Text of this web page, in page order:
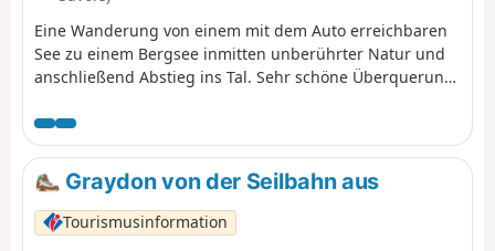
nach La Pierre. Nach einem kurzen Aufstieg zum Col de
Coux wechselt er auf die französische Seite, überquert
den Torrent de Chardonnière und erreicht den Col de
Golèse und seine Berghütte.
Eine Wanderung von einem mit dem Auto erreichbaren
See zu einem Bergsee inmitten unberührter Natur und
anschließend Abstieg ins Tal. Sehr schöne Überquerung
la Chavache und der Pointe d'Entre Deux Pertuis.
Graydon von der Seilbahn aus
Tourismusinformation